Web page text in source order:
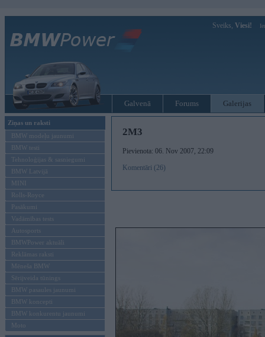
Sveiks, Viesi!
Galvenā Forums Galerijas
Ziņas un raksti
BMW modeļu jaunumi
BMW testi
Tehnoloģijas & sasniegumi
BMW Latvijā
MINI
Rolls-Royce
Pasākumi
Vadāmības tests
Autosports
BMWPower aktuāli
Reklāmas raksti
Mēneša BMW
Sērijveida tūnings
BMW pasaules jaunumi
BMW koncepti
BMW konkurentu jaunumi
Moto
2M3
Pievienota: 06. Nov 2007, 22:09
Komentāri (26)